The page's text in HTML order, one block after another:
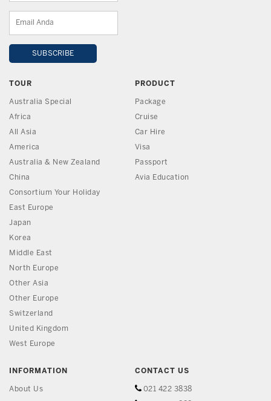
TOUR
Australia Special
Africa
All Asia
America
Australia & New Zealand
China
Consortium Your Holiday
East Europe
Japan
Korea
Middle East
North Europe
Other Asia
Other Europe
Switzerland
United Kingdom
West Europe
PRODUCT
Package
Cruise
Car Hire
Visa
Passport
Avia Education
INFORMATION
About Us
CONTACT US
021 422 3838